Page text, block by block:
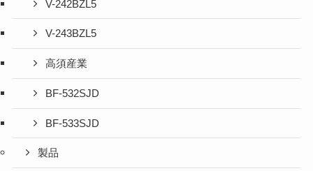
V-242BZL5
V-243BZL5
高須産業
BF-532SJD
BF-533SJD
製品